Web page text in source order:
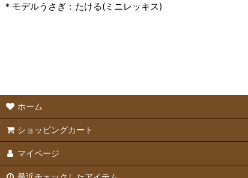
＊モデルうさぎ：たける(ミニレッキス)
ホーム
ショッピングカート
マイページ